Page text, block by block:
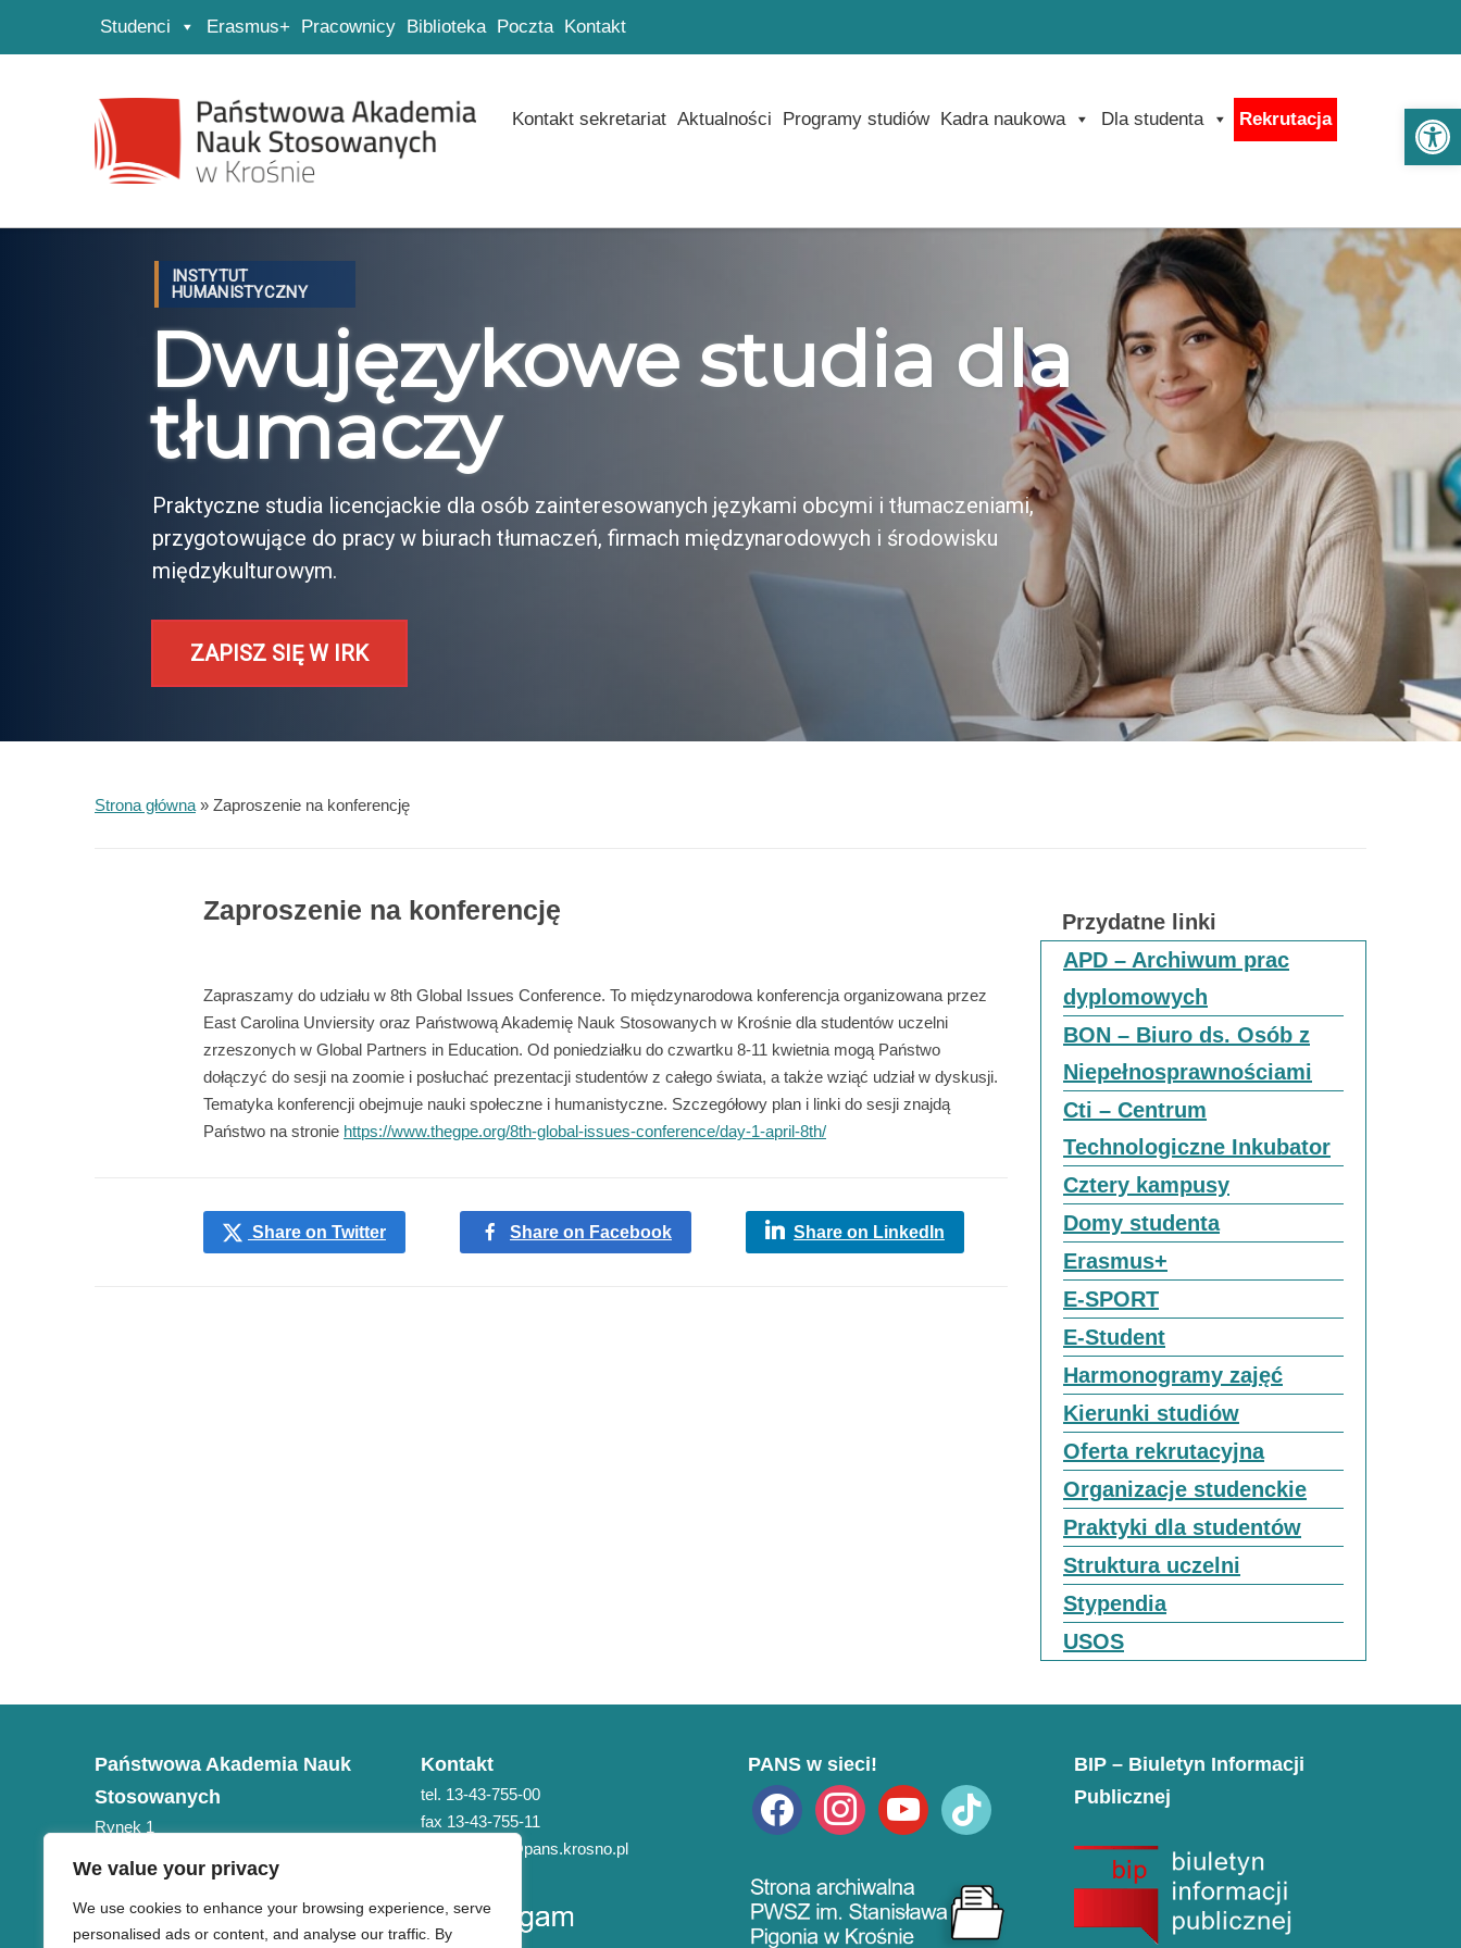
We value your privacy
We use cookies to enhance your browsing experience, serve
personalised ads or content, and analyse our traffic. By
Strona główna
Przejdź do wyszukiwarki
Przejdź do menu głównego
Studenci Erasmus+ Pracownicy Biblioteka Poczta Kontakt
Kontakt sekretariat Aktualności Programy studiów Kadra naukowa Dla studenta Rekrutacja
INSTYTUT
HUMANISTYCZNY
Dwujęzykowe studia dla
tłumaczy
Praktyczne studia licencjackie dla osób zainteresowanych językami obcymi i tłumaczeniami,
przygotowujące do pracy w biurach tłumaczeń, firmach międzynarodowych i środowisku
międzykulturowym.
ZAPISZ SIĘ W IRK
Strona główna » Zaproszenie na konferencję
Zaproszenie na konferencję
Zapraszamy do udziału w 8th Global Issues Conference. To międzynarodowa konferencja organizowana przez
East Carolina Unviersity oraz Państwową Akademię Nauk Stosowanych w Krośnie dla studentów uczelni
zrzeszonych w Global Partners in Education. Od poniedziałku do czwartku 8-11 kwietnia mogą Państwo
dołączyć do sesji na zoomie i posłuchać prezentacji studentów z całego świata, a także wziąć udział w dyskusji.
Tematyka konferencji obejmuje nauki społeczne i humanistyczne. Szczegółowy plan i linki do sesji znajdą
Państwo na stronie https://www.thegpe.org/8th-global-issues-conference/day-1-april-8th/
Share on Twitter Share on Facebook Share on LinkedIn
Przydatne linki
APD – Archiwum prac
dyplomowych
BON – Biuro ds. Osób z
Niepełnosprawnościami
Cti – Centrum
Technologiczne Inkubator
Cztery kampusy
Domy studenta
Erasmus+
E-SPORT
E-Student
Harmonogramy zajęć
Kierunki studiów
Oferta rekrutacyjna
Organizacje studenckie
Praktyki dla studentów
Struktura uczelni
Stypendia
USOS
Państwowa Akademia Nauk
Stosowanych
Rynek 1
NIP 684-21-75-051
Kontakt
tel. 13-43-755-00
fax 13-43-755-11
e-mail: pans@pans.krosno.pl
PANS w sieci!
facebook instagramyoutube tiktok
BIP – Biuletyn Informacji
Publicznej